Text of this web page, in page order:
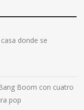
donde se
Boom con cuatro
pop